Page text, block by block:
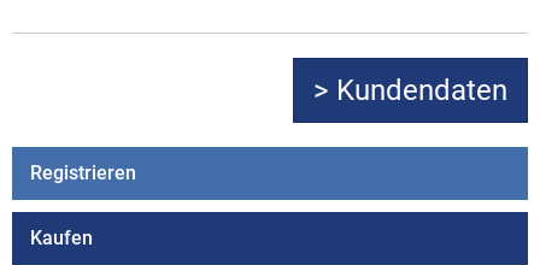
Registrieren
Kaufen